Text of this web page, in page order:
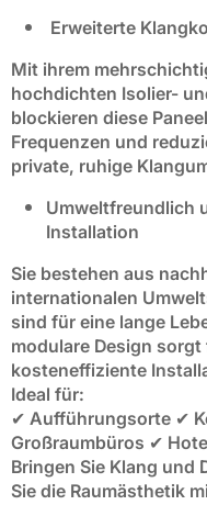
Erweiterte
Mit ihrem
hochdichten Isolier-
blockieren diese
Frequenzen und
private, ruhige
Umweltfreundlich
Installation
Sie bestehen aus
internationalen
sind für eine lange
modulare Design
kosteneffiziente
Ideal für:
✔ Aufführungsorte ✔
Großraumbüros ✔
Bringen Sie Klang und
Sie die Raumästhetik